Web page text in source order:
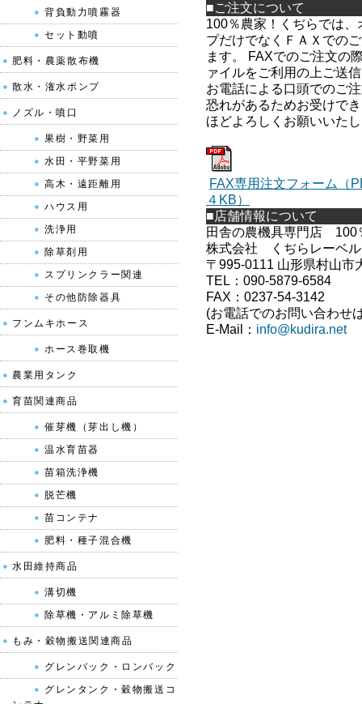
■ご注文について
100％農家！くぢらでは、
プだけでなくＦＡＸでの
ます。 FAXでのご注文の
ァイルをご利用の上ご送
お電話による口頭でのご
恐れがあるためお受けで
ほどよろしくお願いいた
FAX専用注文フォーム（
４KB）
■店舗情報について
田舎の農機具専門店 100
株式会社 くぢらレーベル
〒995-0111 山形県村山市
TEL：090-5879-6584
FAX：0237-54-3142
(お電話でのお問い合わせ
E-Mail： info@kudira.net
背負動力噴霧器
セット動噴
肥料・農薬散布機
散水・潅水ポンプ
ノズル・噴口
果樹・野菜用
水田・平野菜用
高木・遠距離用
ハウス用
洗浄用
除草剤用
スプリンクラー関連
その他防除器具
フンムキホース
ホース巻取機
農業用タンク
育苗関連商品
催芽機（芽出し機）
温水育苗器
苗箱洗浄機
脱芒機
苗コンテナ
肥料・種子混合機
水田維持商品
溝切機
除草機・アルミ除草機
もみ・穀物搬送関連商品
グレンバック・ロンバック
グレンタンク・穀物搬送コ